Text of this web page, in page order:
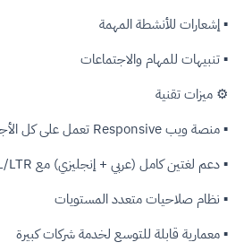
▪ إشعارات للأنشطة المهمة
▪ تنبيهات للمهام والاجتماعات
⚙️ ميزات تقنية
▪ منصة ويب Responsive تعمل على كل الأجهزة
▪ دعم لغتين كامل (عربي + إنجليزي) مع RTL/LTR
▪ نظام صلاحيات متعدد المستويات
▪ معمارية قابلة للتوسع لخدمة شركات كبيرة